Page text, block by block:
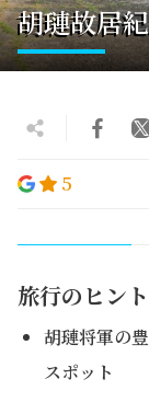
胡璉故居
5
旅行のヒント
胡璉将軍の
スポット